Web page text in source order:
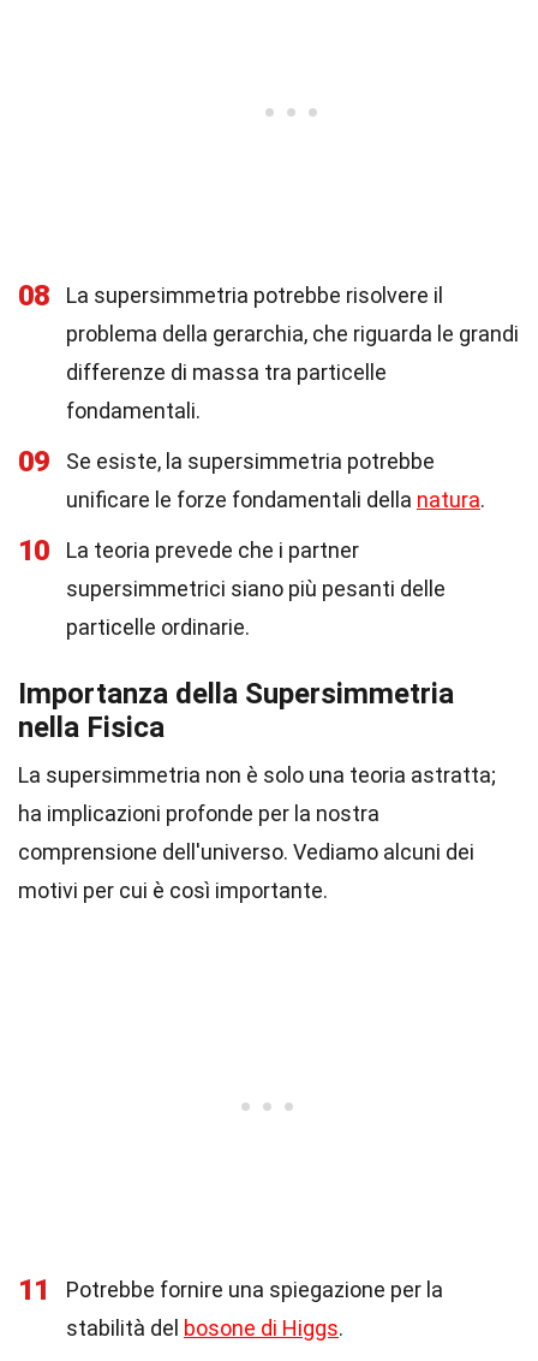
08
La supersimmetria potrebbe risolvere il
problema della gerarchia, che riguarda le grandi
differenze di massa tra particelle
fondamentali.
09
Se esiste, la supersimmetria potrebbe
unificare le forze fondamentali della natura.
10
La teoria prevede che i partner
supersimmetrici siano più pesanti delle
particelle ordinarie.
Importanza della Supersimmetria
nella Fisica
La supersimmetria non è solo una teoria astratta;
ha implicazioni profonde per la nostra
comprensione dell'universo. Vediamo alcuni dei
motivi per cui è così importante.
11
Potrebbe fornire una spiegazione per la
stabilità del bosone di Higgs.